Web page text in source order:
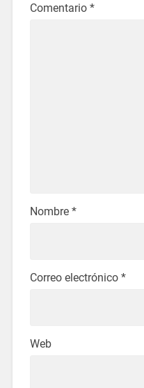
Comentario *
Nombre *
Correo electrónico *
Web